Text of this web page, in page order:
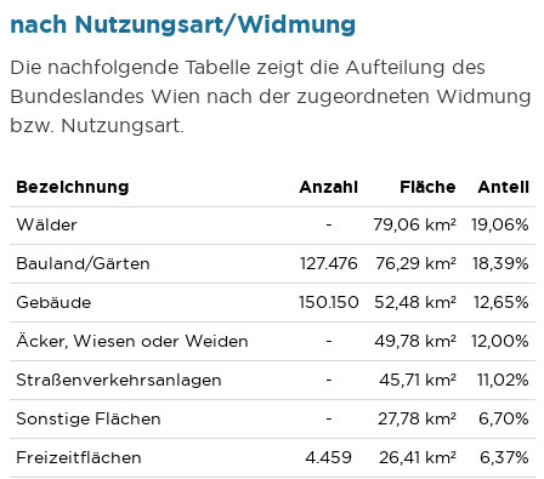
nach Nutzungsart/Widmung
Die nachfolgende Tabelle zeigt die Aufteilung des
Bundeslandes Wien nach der zugeordneten Widmung
bzw. Nutzungsart.
Bezeichnung Anzahl Fläche
Anteil
Wälder
- 79,06 km²
19,06%
Bauland/Gärten
127.476 76,29 km²
18,39%
Gebäude
150.150 52,48 km²
12,65%
Äcker, Wiesen oder Weiden
- 49,78 km²
12,00%
Straßenverkehrsanlagen
- 45,71 km²
11,02%
Sonstige Flächen
- 27,78 km²
6,70%
Freizeitflächen
4.459 26,41 km²
6,37%